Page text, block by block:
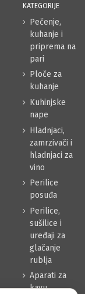
KATEGORIJE
Pečenje,
kuhanje i
priprema na
pari
Ploče za
kuhanje
Kuhinjske
nape
Hladnjaci,
zamrzivači i
hladnjaci za
vino
Perilice
posuđa
Perilice,
sušilice i
uređaji za
glačanje
rublja
Aparati za
kavu